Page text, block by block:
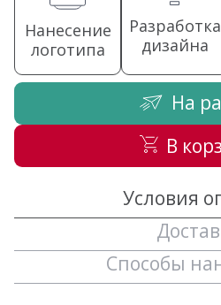
Нанесение
логотипа
Разработка
дизайна
На
В
Условия
Способы